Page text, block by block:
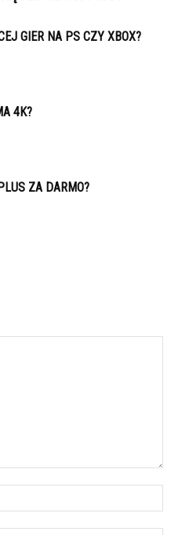
GIER NA PS CZY XBOX?
4K?
ZA DARMO?